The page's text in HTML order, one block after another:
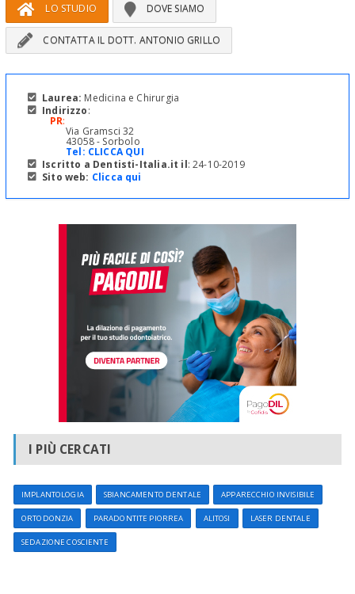
LO STUDIO DOVE SIAMO
CONTATTA IL DOTT. ANTONIO GRILLO
Laurea: Medicina e Chirurgia
Indirizzo:
PR:
Via Gramsci 32
43058 - Sorbolo
Tel: CLICCA QUI
Iscritto a Dentisti-Italia.it il: 24-10-2019
Sito web: Clicca qui
I PIÙ CERCATI
IMPLANTOLOGIA SBIANCAMENTO DENTALE APPARECCHIO INVISIBILE
ORTODONZIA PARADONTITE PIORREA ALITOSI LASER DENTALE
SEDAZIONE COSCIENTE